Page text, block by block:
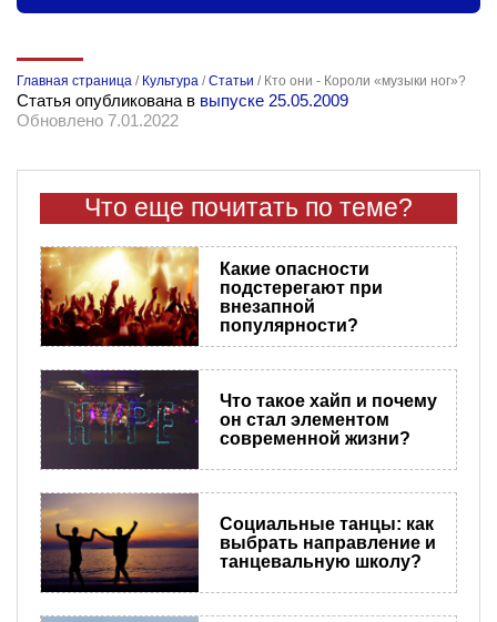
Главная страница / Культура /Статьи / Кто они - Короли «музыки ног»?
Статья опубликована в выпуске 25.05.2009
Обновлено 7.01.2022
Что еще почитать по теме?
Какие опасности
подстерегают при
внезапной
популярности?
Что такое хайп и почему
он стал элементом
современной жизни?
Социальные танцы: как
выбрать направление и
танцевальную школу?